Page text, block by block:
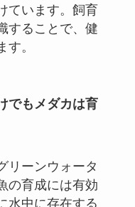
ています。飼育
することで、健
。
でもメダカは育
リーンウォータ
の育成には有効
水中に存在する